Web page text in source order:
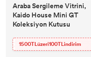
Araba Sergileme Vitrini,
Kaido House Mini GT
Koleksiyon Kutusu
1500TLüzeri100TLindirim